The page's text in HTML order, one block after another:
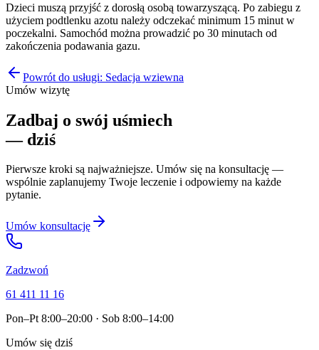
Dzieci muszą przyjść z dorosłą osobą towarzyszącą. Po zabiegu z
użyciem podtlenku azotu należy odczekać minimum 15 minut w
poczekalni. Samochód można prowadzić po 30 minutach od
zakończenia podawania gazu.
Powrót do usługi: Sedacja wziewna
Umów wizytę
Zadbaj o swój uśmiech
— dziś
Pierwsze kroki są najważniejsze. Umów się na konsultację —
wspólnie zaplanujemy Twoje leczenie i odpowiemy na każde
pytanie.
Umów konsultację
Zadzwoń
61 411 11 16
Pon–Pt 8:00–20:00 · Sob 8:00–14:00
Umów się dziś